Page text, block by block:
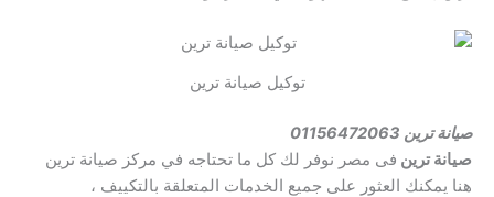
توكيل صيانة ترين
صيانة ترين 01156472063
صيانة ترين فى مصر نوفر لك كل ما تحتاجه في مركز صيانة ترين
هنا يمكنك العثور على جميع الخدمات المتعلقة بالتكييف ،